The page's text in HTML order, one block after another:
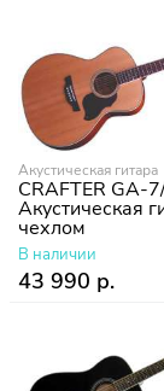
Акустическая гитара
CRAFTER GA-
Акустическая
чехлом
В наличии
43 990 р.